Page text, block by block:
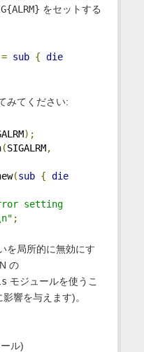
をセットする
= sub { die
みてください:
);
(SIGALRM,
(sub { die
setting
;
を局所的に無効にす
の
モジュールを使うこ
響を与えます)。
ル)